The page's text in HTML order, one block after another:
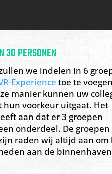
30 PERSONEN
we indelen in 6
Experience toe te voegen
manier kunnen uw
voorkeur uitgaat. Het
aan dat er 3 groepen
onderdeel. De groepen
raden wij altijd aan om
aan de